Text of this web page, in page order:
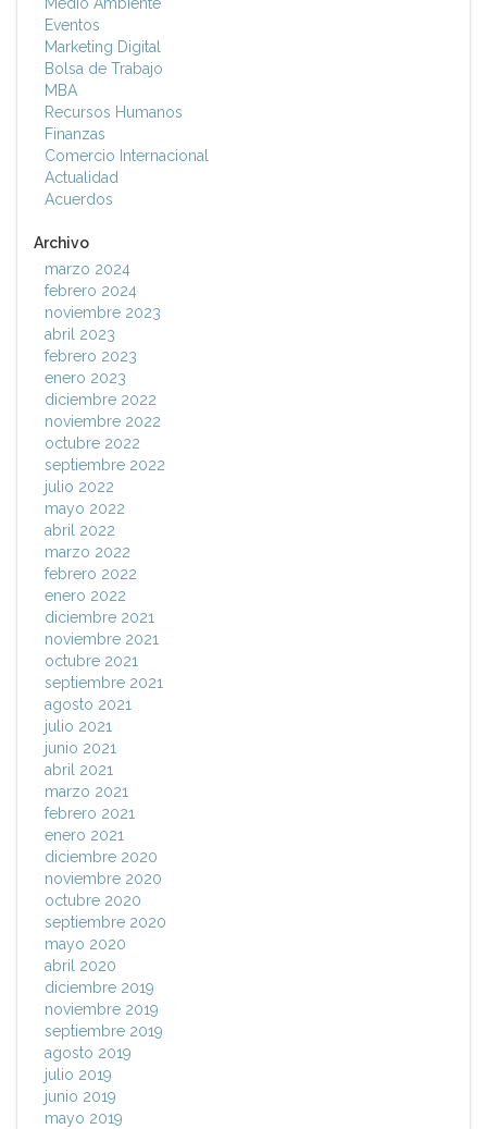
Medio Ambiente
Eventos
Marketing Digital
Bolsa de Trabajo
MBA
Recursos Humanos
Finanzas
Comercio Internacional
Actualidad
Acuerdos
Archivo
marzo 2024
febrero 2024
noviembre 2023
abril 2023
febrero 2023
enero 2023
diciembre 2022
noviembre 2022
octubre 2022
septiembre 2022
julio 2022
mayo 2022
abril 2022
marzo 2022
febrero 2022
enero 2022
diciembre 2021
noviembre 2021
octubre 2021
septiembre 2021
agosto 2021
julio 2021
junio 2021
abril 2021
marzo 2021
febrero 2021
enero 2021
diciembre 2020
noviembre 2020
octubre 2020
septiembre 2020
mayo 2020
abril 2020
diciembre 2019
noviembre 2019
septiembre 2019
agosto 2019
julio 2019
junio 2019
mayo 2019